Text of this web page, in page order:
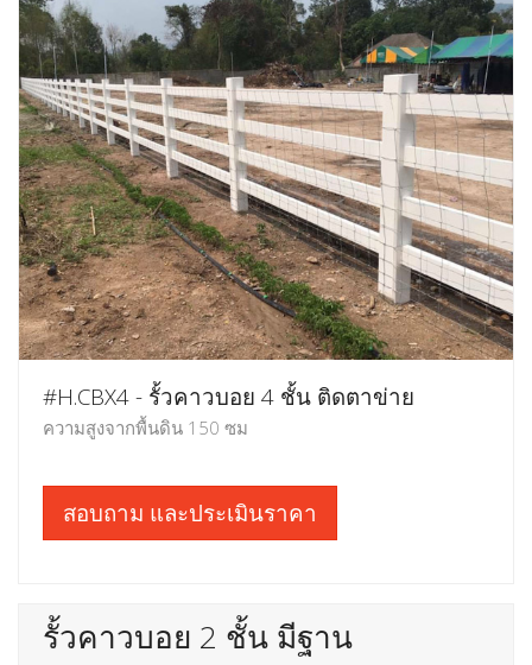
#H.CBX4 - รั้วคาวบอย 4 ชั้น ติดตาข่าย
ความสูงจากพื้นดิน 150 ซม
สอบถาม และประเมินราคา
รั้วคาวบอย 2 ชั้น มีฐาน